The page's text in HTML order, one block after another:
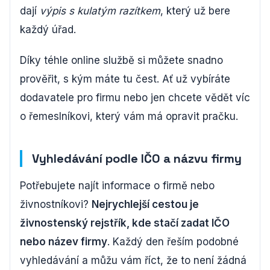
dají výpis s kulatým razítkem, který už bere
každý úřad.
Díky téhle online službě si můžete snadno
prověřit, s kým máte tu čest. Ať už vybíráte
dodavatele pro firmu nebo jen chcete vědět víc
o řemeslníkovi, který vám má opravit pračku.
Vyhledávání podle IČO a názvu firmy
Potřebujete najít informace o firmě nebo
živnostníkovi? Nejrychlejší cestou je
živnostenský rejstřík, kde stačí zadat IČO
nebo název firmy. Každý den řeším podobné
vyhledávání a můžu vám říct, že to není žádná